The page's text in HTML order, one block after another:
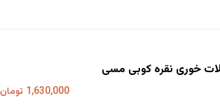
خوری نقره کوبی مسی
1,630,000 تومان